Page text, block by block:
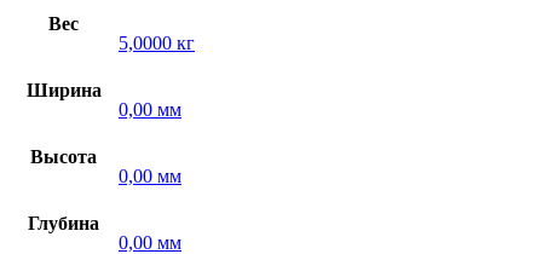
Вес
5,0000 кг
Ширина
0,00 мм
Высота
0,00 мм
Глубина
0,00 мм